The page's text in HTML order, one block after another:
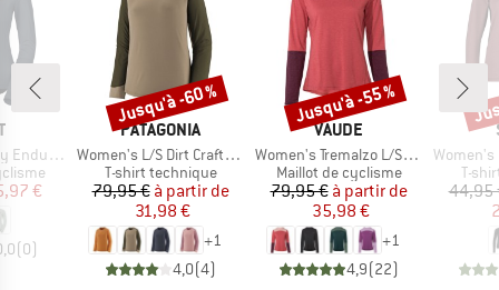
L/S
réduit
€
(0)
MARQUE
PATAGONIA
Article
Women's L/S Dirt Craft Jersey
Product group
T-shirt technique
Prix
79,95 € Prix réduit
à partir de
31,98 €
+1
4,0(4)
Remise
Jusqu'à -60 %
MARQUE
VAUDE
Article
Women's Tremalzo L/S Shirt
Product group
Maillot de cyclisme
Prix
79,95 € Prix réduit
à partir de
35,98 €
+1
4,9(22)
Remise
Jusqu'à -55 %
Article
Women's
T-
44,95